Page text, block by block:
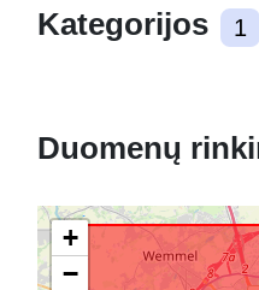
Kategorijos 1
Duomenų
+
−